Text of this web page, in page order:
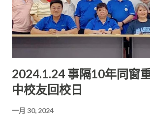
2024.1.24 事隔10年同窗
中校友回校日
一月 30, 2024